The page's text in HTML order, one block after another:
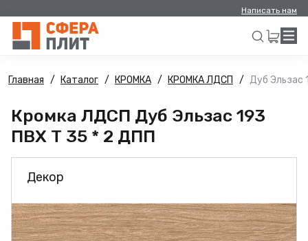
Написать нам
Искать
Главная Каталог КРОМКА КРОМКА ЛДСП Дуб Эльзас
Кромка ЛДСП Дуб Эльзас 193
ПВХ Т 35 * 2 ДПП
Декор